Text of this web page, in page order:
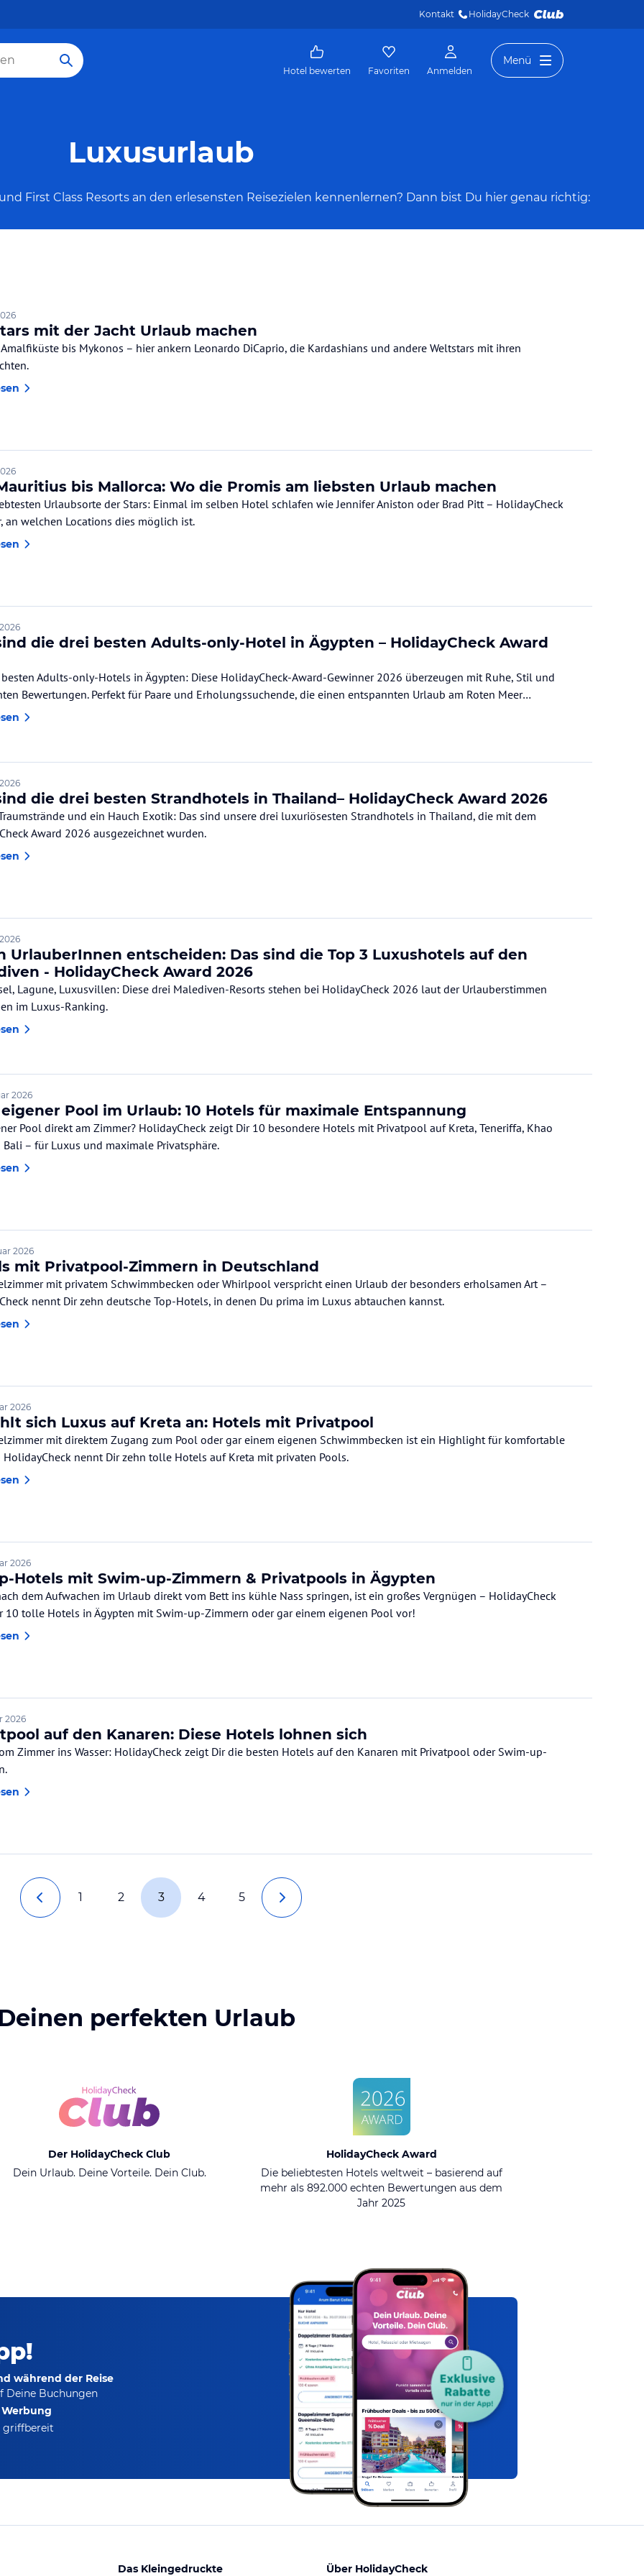
Kontakt HolidayCheck
Hotel bewerten Favoriten Anmelden
Menü
Luxusurlaub
First Class Resorts an den erlesensten Reisezielen kennenlernen? Dann bist Du hier genau richtig:
mit der Jacht Urlaub machen
bis Mykonos – hier ankern Leonardo DiCaprio, die Kardashians und andere Weltstars mit ihren
bis Mallorca: Wo die Promis am liebsten Urlaub machen
Urlaubsorte der Stars: Einmal im selben Hotel schlafen wie Jennifer Aniston oder Brad Pitt – HolidayCheck
an welchen Locations dies möglich ist.
die drei besten Adults-only-Hotel in Ägypten – HolidayCheck Award
Adults-only-Hotels in Ägypten: Diese HolidayCheck-Award-Gewinner 2026 überzeugen mit Ruhe, Stil und
Bewertungen. Perfekt für Paare und Erholungssuchende, die einen entspannten Urlaub am Roten Meer
möchten.
die drei besten Strandhotels in Thailand– HolidayCheck Award 2026
und ein Hauch Exotik: Das sind unsere drei luxuriösesten Strandhotels in Thailand, die mit dem
Award 2026 ausgezeichnet wurden.
UrlauberInnen entscheiden: Das sind die Top 3 Luxushotels auf den
- HolidayCheck Award 2026
Lagune, Luxusvillen: Diese drei Malediven-Resorts stehen bei HolidayCheck 2026 laut der Urlauberstimmen
im Luxus-Ranking.
2026
Pool im Urlaub: 10 Hotels für maximale Entspannung
Pool direkt am Zimmer? HolidayCheck zeigt Dir 10 besondere Hotels mit Privatpool auf Kreta, Teneriffa, Khao
Bali – für Luxus und maximale Privatsphäre.
2026
mit Privatpool-Zimmern in Deutschland
mit privatem Schwimmbecken oder Whirlpool verspricht einen Urlaub der besonders erholsamen Art –
nennt Dir zehn deutsche Top-Hotels, in denen Du prima im Luxus abtauchen kannst.
2026
sich Luxus auf Kreta an: Hotels mit Privatpool
mit direktem Zugang zum Pool oder gar einem eigenen Schwimmbecken ist ein Highlight für komfortable
HolidayCheck nennt Dir zehn tolle Hotels auf Kreta mit privaten Pools.
2026
Hotels mit Swim-up-Zimmern & Privatpools in Ägypten
dem Aufwachen im Urlaub direkt vom Bett ins kühle Nass springen, ist ein großes Vergnügen – HolidayCheck
10 tolle Hotels in Ägypten mit Swim-up-Zimmern oder gar einem eigenen Pool vor!
2026
auf den Kanaren: Diese Hotels lohnen sich
Zimmer ins Wasser: HolidayCheck zeigt Dir die besten Hotels auf den Kanaren mit Privatpool oder Swim-up-
1 2 3 4 5
perfekten Urlaub
Der HolidayCheck Club
Dein Urlaub. Deine Vorteile. Dein Club.
HolidayCheck Award
Die beliebtesten Hotels weltweit – basierend auf
mehr als 892.000 echten Bewertungen aus dem
Jahr 2025
während der Reise
Deine Buchungen
griffbereit
Das Kleingedruckte Über HolidayCheck